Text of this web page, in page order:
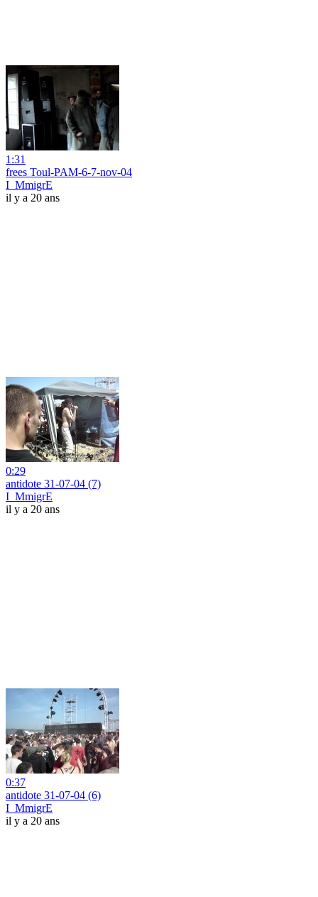
1:31
frees Toul-PAM-6-7-nov-04
I_MmigrE
il y a 20 ans
0:29
antidote 31-07-04 (7)
I_MmigrE
il y a 20 ans
0:37
antidote 31-07-04 (6)
I_MmigrE
il y a 20 ans